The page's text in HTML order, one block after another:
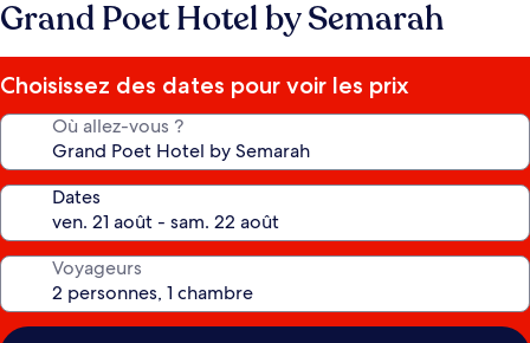
Grand Poet Hotel by Semarah
Choisissez des dates pour voir les prix
Où allez-vous ?
Dates
Voyageurs